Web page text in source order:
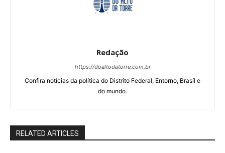
Redação
https://doaltodatorre.com.br
Confira notícias da política do Distrito Federal, Entorno, Brasíl e
do mundo.
RELATED ARTICLES